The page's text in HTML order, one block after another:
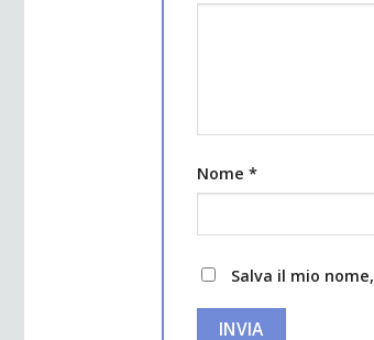
Nome *
Salva il mio